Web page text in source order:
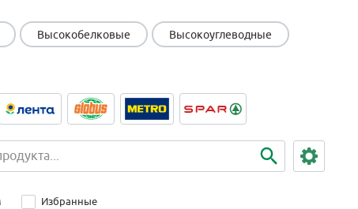
Высокобелковые Высокоуглеводные
Избранные